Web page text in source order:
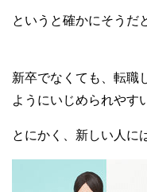
というと確かにそうだ
新卒でなくても、転職
ようにいじめられやす
とにかく、新しい人に